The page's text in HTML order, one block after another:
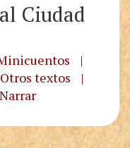
Ciudad
|
Otros textos
|